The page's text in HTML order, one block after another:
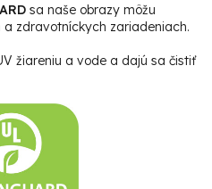
sa naše obrazy môžu
zdravotníckych zariadeniach.
žiareniu a vode a dajú sa čistiť